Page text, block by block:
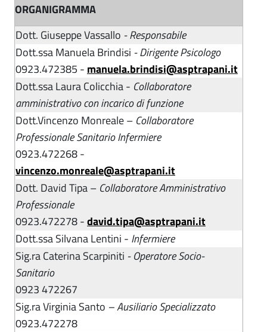
ORGANIGRAMMA
Dott. Giuseppe Vassallo - Responsabile
Dott.ssa Manuela Brindisi - Dirigente Psicologo
0923.472385 - manuela.brindisi@asptrapani.it
Dott.ssa Laura Colicchia - Collaboratore
amministrativo con incarico di funzione
Dott.Vincenzo Monreale – Collaboratore
Professionale Sanitario Infermiere
0923.472268 -
vincenzo.monreale@asptrapani.it
Dott. David Tipa – Collaboratore Amministrativo
Professionale
0923.472278 -david.tipa@asptrapani.it
Dott.ssa Silvana Lentini - Infermiere
Sig.ra Caterina Scarpiniti - Operatore Socio-
Sanitario
0923 472267
Sig.ra Virginia Santo – Ausiliario Specializzato
0923.472278